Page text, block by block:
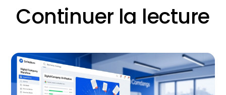
Continuer la lecture